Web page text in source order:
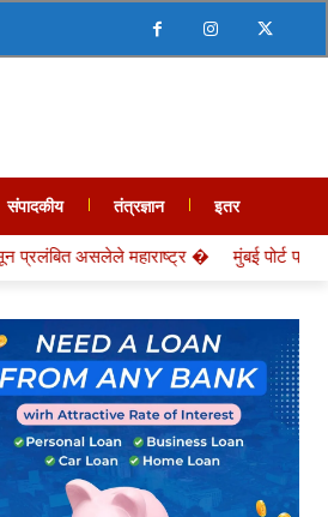
संपादकीय तंत्रज्ञान इतर
महाराष्ट्र � मुंबई पोर्ट प्राधिकरण सब सेक्शन